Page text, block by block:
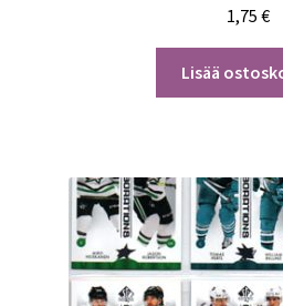
1,75 €
Lisää